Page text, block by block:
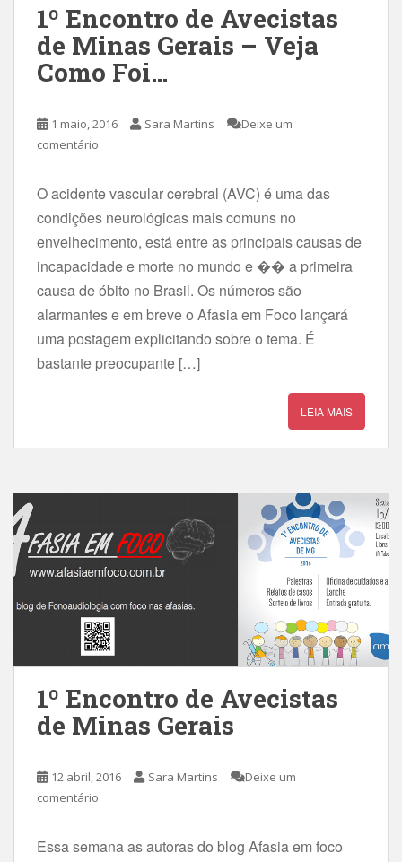
1º Encontro de Avecistas
de Minas Gerais – Veja
Como Foi…
1 maio, 2016 Sara Martins
Deixe um
comentário
O acidente vascular cerebral (AVC) é uma das
condições neurológicas mais comuns no
envelhecimento, está entre as principais causas de
incapacidade e morte no mundo e �� a primeira
causa de óbito no Brasil. Os números são
alarmantes e em breve o Afasia em Foco lançará
uma postagem explicitando sobre o tema. É
bastante preocupante […]
LEIA MAIS
1º Encontro de Avecistas
de Minas Gerais
12 abril, 2016 Sara Martins
Deixe um
comentário
Essa semana as autoras do blog Afasia em foco